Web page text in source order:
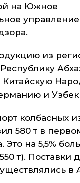
на Южное
управление
из
и
колбасных
580 т в
Это на 5,5%
т). Поставки
в